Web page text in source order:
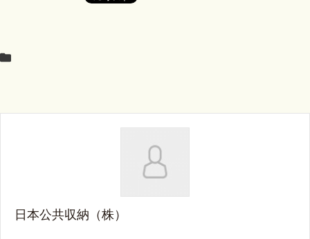
日本公共収納（株）